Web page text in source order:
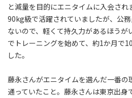
と減量を目的にエニタイムに入会さ
90kg級で活躍されていましたが、公
ないので、軽くて持久力があるほうが
でトレーニングを始めて、約1か月で
した。
藤永さんがエニタイムを選んだ一番の
通っていたこと。藤永さんは東京出身